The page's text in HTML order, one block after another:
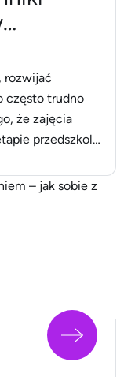
rozwijać
często trudno
że zajęcia
przedszkola
i techniki
tylko w